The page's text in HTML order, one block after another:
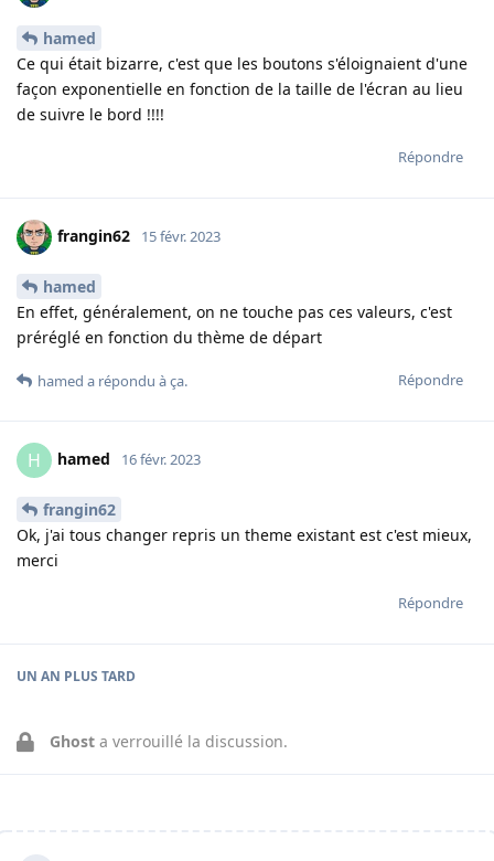
hamed
Ce qui était bizarre, c'est que les boutons s'éloignaient d'une
façon exponentielle en fonction de la taille de l'écran au lieu
de suivre le bord !!!!
Répondre
frangin62 15 févr. 2023
hamed
En effet, généralement, on ne touche pas ces valeurs, c'est
préréglé en fonction du thème de départ
Répondre
hamed a répondu à ça.
H hamed 16 févr. 2023
frangin62
Ok, j'ai tous changer repris un theme existant est c'est mieux,
merci
Répondre
UN AN PLUS TARD
Ghost a verrouillé la discussion.